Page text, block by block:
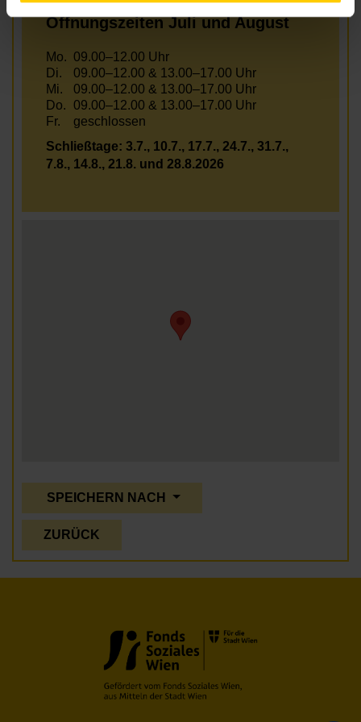
Öffnungszeiten Juli und August
Mo. 09.00–12.00 Uhr
Di.
09.00–12.00 & 13.00–17.00 Uhr
Mi.
09.00–12.00 & 13.00–17.00 Uhr
Do.
09.00–12.00 & 13.00–17.00 Uhr
Fr.
geschlossen
Schließtage: 3.7., 10.7., 17.7., 24.7., 31.7.,
7.8., 14.8., 21.8. und 28.8.2026
SPEICHERN NACH
ZURÜCK